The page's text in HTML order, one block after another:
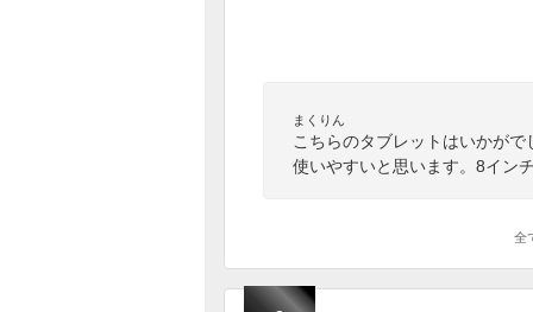
まくりん
こちらのタブレットはいかが
使いやすいと思います。8イン
全